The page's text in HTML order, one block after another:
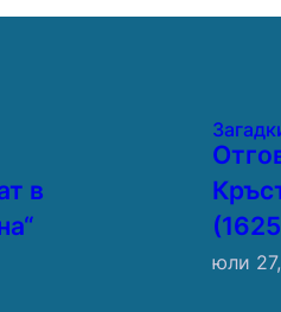
в
юли